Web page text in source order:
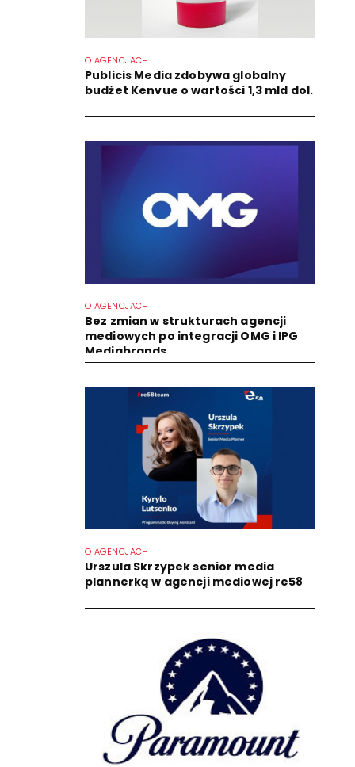
O AGENCJACH
Publicis Media zdobywa globalny
budżet Kenvue o wartości 1,3 mld dol.
O AGENCJACH
Bez zmian w strukturach agencji
mediowych po integracji OMG i IPG
Mediabrands
O AGENCJACH
Urszula Skrzypek senior media
plannerką w agencji mediowej re58